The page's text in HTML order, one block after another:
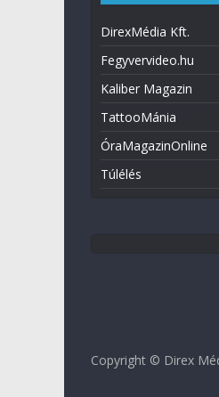
DirexMédia Kft.
Fegyvervideo.hu
Kaliber Magazin
TattooMánia
ÓraMagazinOnline
Túlélés
Copyright © Direx